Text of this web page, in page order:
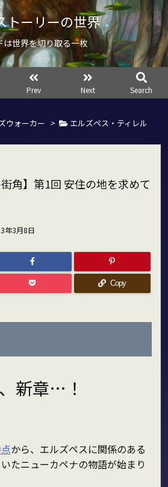
トーリーの世界
は世界を切り取る一枚
Prev Next Search
ウォーカー > エルズペス・ティレル
街角】第1回 安住の地を求めて
年3月8日
Copy
新章…！
から、エルズペスに関係のある
たニューカペナの物語が始まり